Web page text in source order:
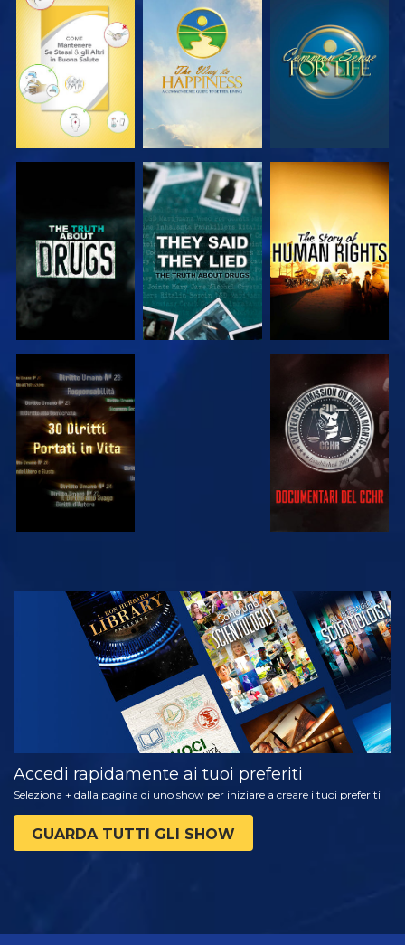
GUARDA GUARDA GUARDA
GUARDA GUARDA
GUARDA GUARDA
GUARDA
ESPLORA LE
SERIE
Accedi rapidamente ai tuoi preferiti
Seleziona + dalla pagina di uno show per iniziare a creare i tuoi preferiti
GUARDA TUTTI GLI SHOW